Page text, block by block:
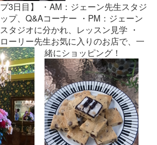
3日目】 ・AM：ジェーン先生スタジ
プ、Q&Aコーナー ・PM：ジェーン
タジオに分かれ、レッスン見学 ・
ーリー先生お気に入りのお店で、一
緒にショッピング！